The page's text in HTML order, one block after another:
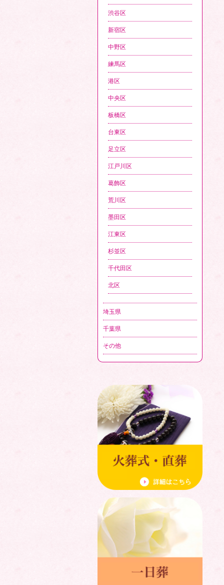
渋谷区
新宿区
中野区
練馬区
港区
中央区
板橋区
台東区
足立区
江戸川区
葛飾区
荒川区
墨田区
江東区
杉並区
千代田区
北区
埼玉県
千葉県
その他